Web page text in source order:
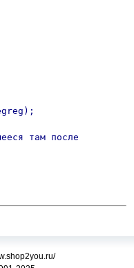
там после